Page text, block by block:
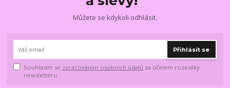
Můžete se kdykoli odhlásit.
Přihlásit se
Souhlasím se zpracováním osobních údajů za účelem rozesílky
newsletteru.